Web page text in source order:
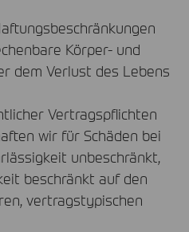
Körper- und
dem Verlust des Lebens
Vertragspflichten
wir für Schäden bei
unbeschränkt,
beschränkt auf den
vertragstypischen